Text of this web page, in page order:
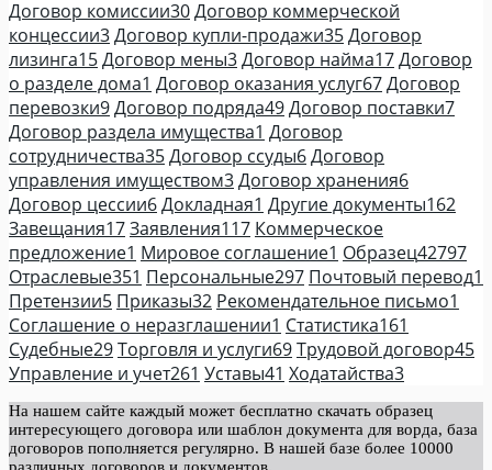
Договор комиссии30Договор коммерческой
концессии3Договор купли-продажи35Договор
лизинга15Договор мены3Договор найма17Договор
о разделе дома1 Договор оказания услуг67Договор
перевозки9Договор подряда49Договор поставки7
Договор раздела имущества1 Договор
сотрудничества35Договор ссуды6Договор
управления имуществом3Договор хранения6
Договор цессии6Докладная1 Другие документы162
Завещания17Заявления117 Коммерческое
предложение1 Мировое соглашение1 Образец42797
Отраслевые351 Персональные297 Почтовый перевод1
Претензии5 Приказы32 Рекомендательное письмо1
Соглашение о неразглашении1 Статистика161
Судебные29Торговля и услуги69Трудовой договор45
Управление и учет261 Уставы41 Ходатайства3
На нашем сайте каждый может бесплатно скачать образец
интересующего договора или шаблон документа для ворда, база
договоров пополняется регулярно. В нашей базе более 10000